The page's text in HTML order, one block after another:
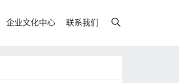
企业文化中心 联系我们